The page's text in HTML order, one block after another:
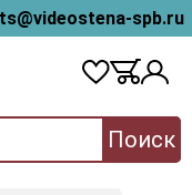
spb.ru
Поиск